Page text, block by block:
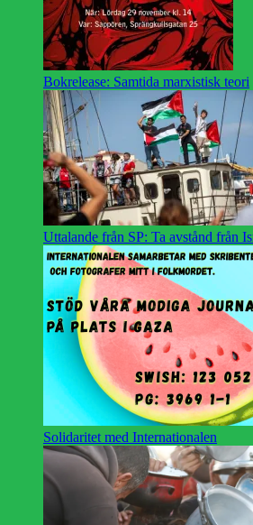
Bokrelease: Samtida marxistisk teori
Uttalande från SP: Ta avstånd från
Solidaritet med Internationalen